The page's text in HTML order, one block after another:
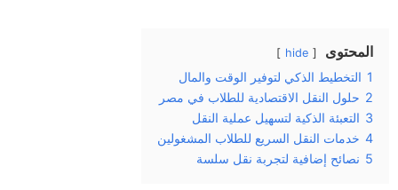
hide
التخطيط الذكي لتوفير الوقت والمال
حلول النقل الاقتصادية للطلاب في مصر
التعبئة الذكية لتسهيل عملية النقل
خدمات النقل السريع للطلاب المشغولين
نصائح إضافية لتجربة نقل سلسة